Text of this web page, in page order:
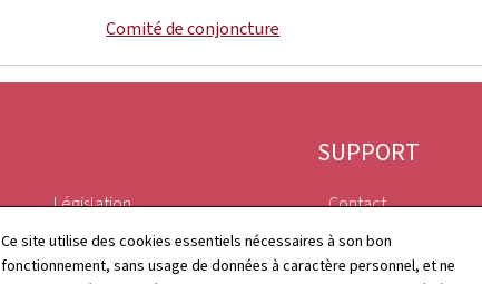
Ce site utilise des cookies essentiels nécessaires à son bon
fonctionnement, sans usage de données à caractère personnel, et ne
Comité de conjoncture
Législation
Annuaire
SUPPORT
Contact
Plan du site